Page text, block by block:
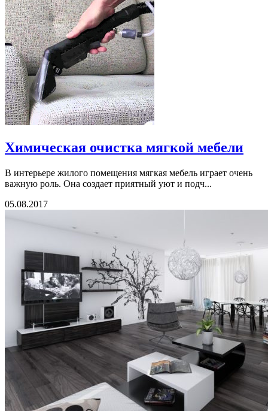
Химическая очистка мягкой мебели
В интерьере жилого помещения мягкая мебель играет очень
важную роль. Она создает приятный уют и подч...
05.08.2017